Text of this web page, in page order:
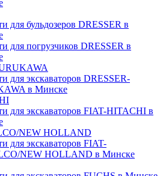
для бульдозеров DRESSER в
для погрузчиков DRESSER в
для экскаваторов DRESSER-
в Минске
для экскаваторов FIAT-HITACHI в
NEW HOLLAND
для экскаваторов FIAT-
NEW HOLLAND в Минске